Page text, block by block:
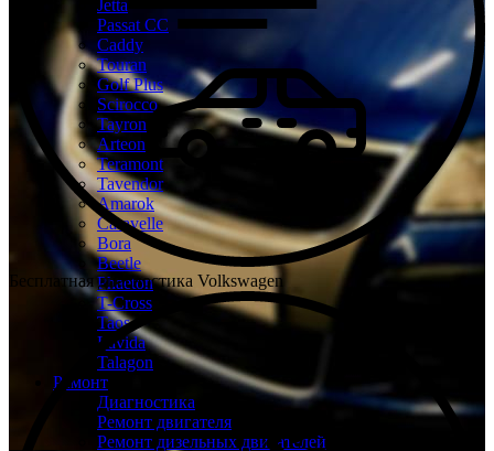
Jetta
Passat CC
Caddy
Touran
Golf Plus
Scirocco
Tayron
Arteon
Teramont
Tavendor
Amarok
Caravelle
Bora
Beetle
Phaeton
T-Cross
Taos
Lavida
Talagon
Ремонт
Диагностика
Ремонт двигателя
Ремонт дизельных двигателей
Бесплатная диагностика Volkswagen